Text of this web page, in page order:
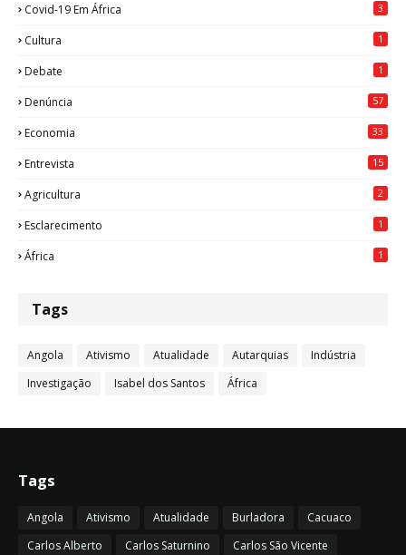
Covid-19 Em África 3
Cultura 1
Debate 1
Denúncia 57
Economia 33
Entrevista 15
Agricultura 2
Esclarecimento 1
África 1
Tags
Angola Ativismo Atualidade Autarquias
Indústria
Investigação
Isabel dos Santos África
Tags
Angola Ativismo Atualidade Burladora
Cacuaco
Carlos Alberto
Carlos Saturnino
Carlos São Vicente